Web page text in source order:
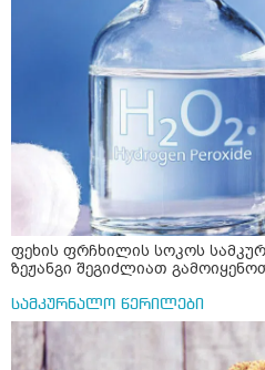
ფეხის ფრჩხილის სოკოს
ზეჟანგი შეგიძლიათ
სამკურნალო წერილები